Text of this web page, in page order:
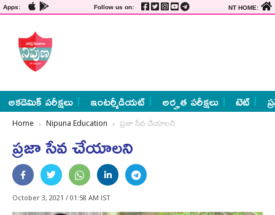
Apps: Follow us on: NT HOME:
అకడెమిక్ పరీక్షలు ఇంటర్మీడియట్ అర్హత పరీక్షలు టెట్
Home Nipuna Education ప్రజా సేవ చేయాలని
ప్రజా సేవ చేయాలని
October 3, 2021 / 01:58 AM IST